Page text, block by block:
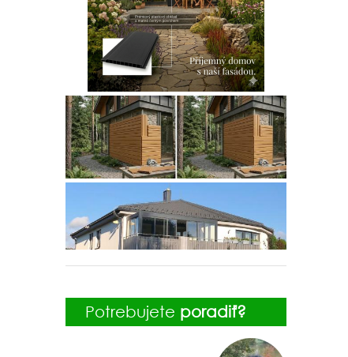
Potrebujete poradiť?